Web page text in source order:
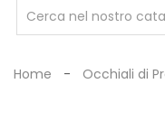
OCCHIALI
DI
Home Occhiali di